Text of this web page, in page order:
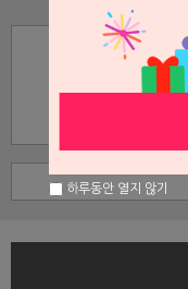
하루동안 열지 않기